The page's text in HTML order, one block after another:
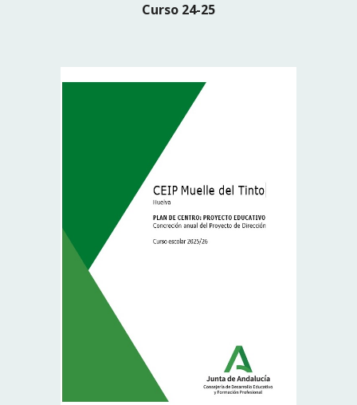
Curso 24-25